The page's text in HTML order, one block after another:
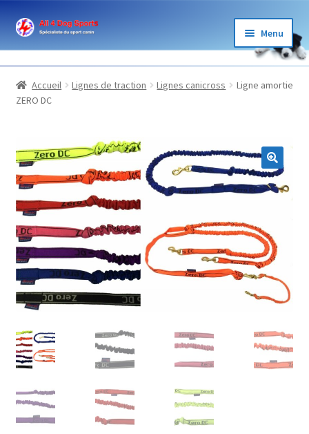
Aller
navigation
Aller
Menu
BOUTIQUE
GARDE
LOISIRS
SPORTS
BLOG ET PARTENAIRES
Accueil Lignes de traction Lignes canicross
Ligne amortie
ZERO DC